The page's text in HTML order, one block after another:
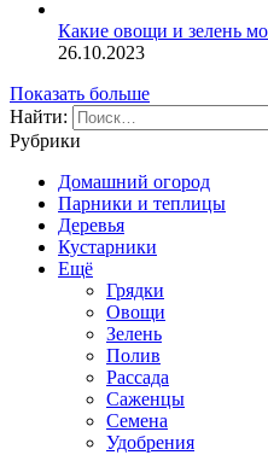
Какие овощи и зелень
26.10.2023
Показать больше
Найти:
Рубрики
Домашний огород
Парники и теплицы
Деревья
Кустарники
Ещё
Грядки
Овощи
Зелень
Полив
Рассада
Саженцы
Семена
Удобрения